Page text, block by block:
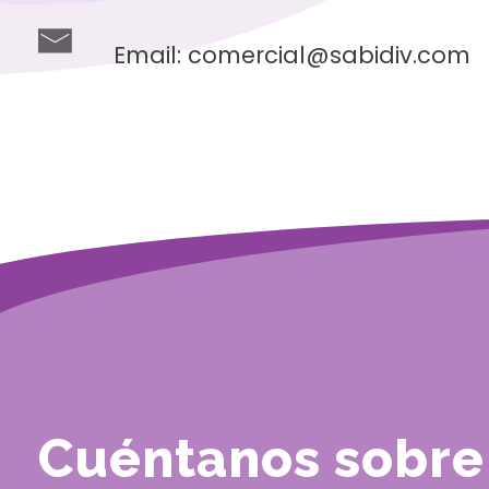
Email: comercial@sabidiv.com
Cuéntanos